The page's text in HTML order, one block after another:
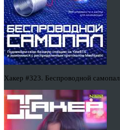
Хакер #323. Беспроводной самопал